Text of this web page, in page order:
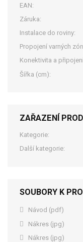
EAN:
Záruka:
Instalace do roviny:
Propojení varných
Konektivita a
Šířka (cm):
ZAŘAZENÍ
Kategorie:
Další kategorie:
SOUBORY K
Návod (pdf)
Nákres (jpg)
Nákres (jpg)